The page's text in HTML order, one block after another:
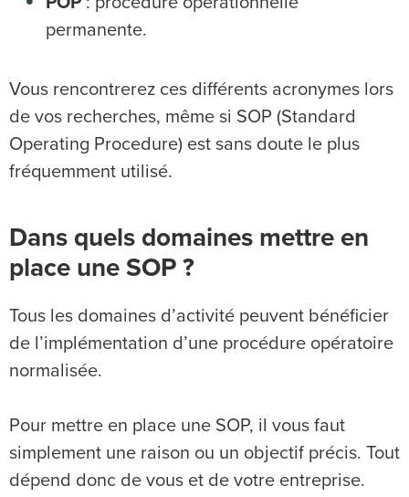
permanente.
Vous rencontrerez ces différents acronymes lors
de vos recherches, même si SOP (Standard
Operating Procedure) est sans doute le plus
fréquemment utilisé.
Dans quels domaines mettre en
place une SOP ?
Tous les domaines d’activité peuvent bénéficier
de l’implémentation d’une procédure opératoire
normalisée.
Pour mettre en place une SOP, il vous faut
simplement une raison ou un objectif précis. Tout
dépend donc de vous et de votre entreprise.